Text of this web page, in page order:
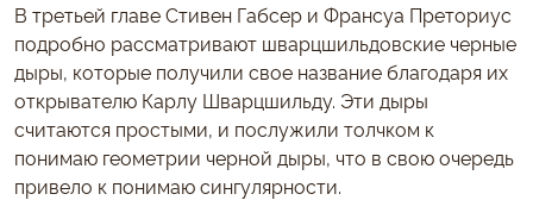
В третьей главе Стивен Габсер и Франсуа Преториус
подробно рассматривают шварцшильдовские черные
дыры, которые получили свое название благодаря их
открывателю Карлу Шварцшильду. Эти дыры
считаются простыми, и послужили толчком к
понимаю геометрии черной дыры, что в свою очередь
привело к понимаю сингулярности.